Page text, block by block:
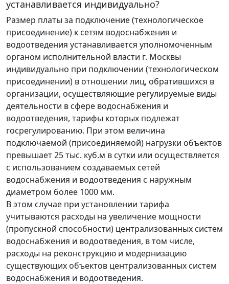
устанавливается индивидуально?
Размер платы за подключение (технологическое
присоединение) к сетям водоснабжения и
водоотведения устанавливается уполномоченным
органом исполнительной власти г. Москвы
индивидуально при подключении (технологическом
присоединении) в отношении лиц, обратившихся в
организации, осуществляющие регулируемые виды
деятельности в сфере водоснабжения и
водоотведения, тарифы которых подлежат
госрегулированию. При этом величина
подключаемой (присоединяемой) нагрузки объектов
превышает 25 тыс. куб.м в сутки или осуществляется
с использованием создаваемых сетей
водоснабжения и водоотведения с наружным
диаметром более 1000 мм.
В этом случае при установлении тарифа
учитываются расходы на увеличение мощности
(пропускной способности) централизованных систем
водоснабжения и водоотведения, в том числе,
расходы на реконструкцию и модернизацию
существующих объектов централизованных систем
водоснабжения и водоотведения.